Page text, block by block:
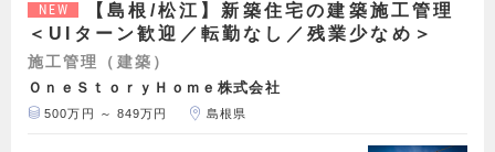
NEW
【島根/松江】新築住宅の建築施工管理
＜UIターン歓迎／転勤なし／残業少なめ＞
施工管理（建築）
ＯｎｅＳｔｏｒｙＨｏｍｅ株式会社
500万円 ～ 849万円 島根県